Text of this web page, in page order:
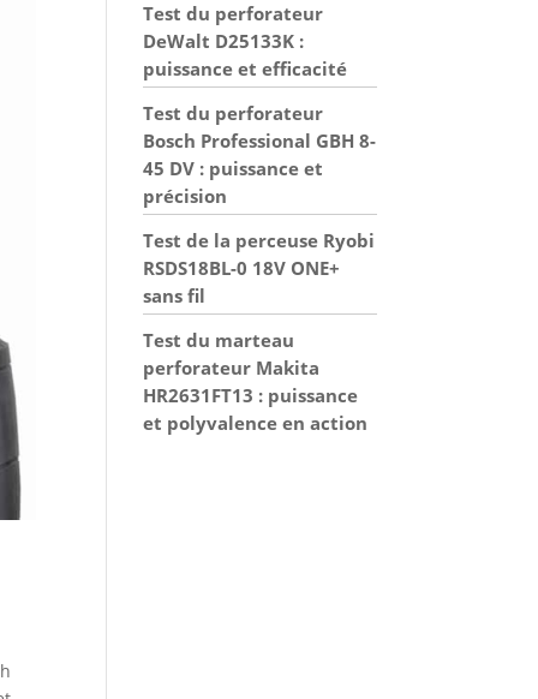
Test du perforateur
DeWalt D25133K :
puissance et efficacité
Test du perforateur
Bosch Professional GBH 8-
45 DV : puissance et
précision
Test de la perceuse Ryobi
RSDS18BL-0 18V ONE+
sans fil
Test du marteau
perforateur Makita
HR2631FT13 : puissance
et polyvalence en action